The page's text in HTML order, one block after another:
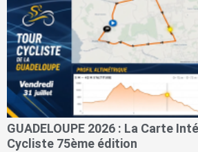
GUADELOUPE 2026 : La Carte
Cycliste 75ème édition